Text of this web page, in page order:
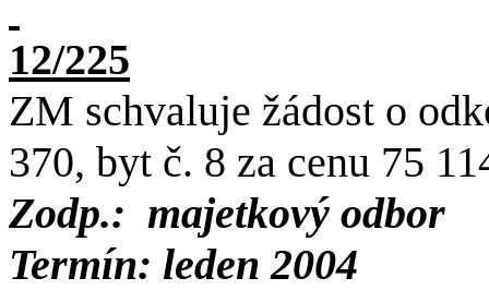
12/225
ZM schvaluje žádost o
370, byt č. 8 za cenu 75
Zodp.: majetkový odbor
Termín: leden 2004